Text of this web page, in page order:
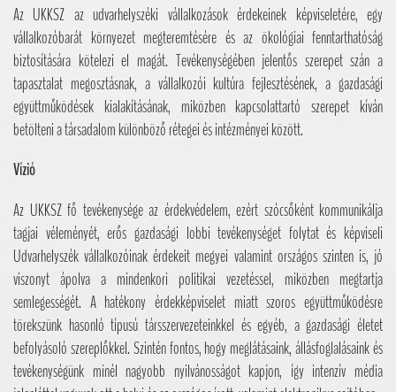
Az UKKSZ az udvarhelyszéki vállalkozások érdekeinek képviseletére, egy
vállalkozóbarát környezet megteremtésére és az ökológiai fenntarthatóság
biztosítására kötelezi el magát. Tevékenységében jelentős szerepet szán a
tapasztalat megosztásnak, a vállalkozói kultúra fejlesztésének, a gazdasági
együttműködések kialakításának, miközben kapcsolattartó szerepet kíván
betölteni a társadalom különböző rétegei és intézményei között.
Vízió
Az UKKSZ fő tevékenysége az érdekvédelem, ezért szócsőként kommunikálja
tagjai véleményét, erős gazdasági lobbi tevékenységet folytat és képviseli
Udvarhelyszék vállalkozóinak érdekeit megyei valamint országos szinten is, jó
viszonyt ápolva a mindenkori politikai vezetéssel, miközben megtartja
semlegességét. A hatékony érdekképviselet miatt szoros együttműködésre
törekszünk hasonló típusú társszervezeteinkkel és egyéb, a gazdasági életet
befolyásoló szereplőkkel. Szintén fontos, hogy meglátásaink, állásfoglalásaink és
tevékenységünk minél nagyobb nyilvánosságot kapjon, így intenzív média